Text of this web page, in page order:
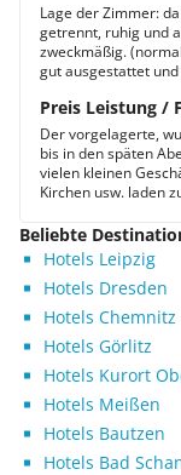
Lage der Zimmer:
getrennt, ruhig und
zweckmäßig.
gut ausgestattet
Preis Leistung /
Der vorgelagerte,
bis in den späten
vielen kleinen
Kirchen usw. laden
Beliebte
Hotels Leipzig
Hotels Dresden
Hotels Chemnitz
Hotels Görlitz
Hotels Kurort
Hotels Meißen
Hotels Bautzen
Hotels Bad